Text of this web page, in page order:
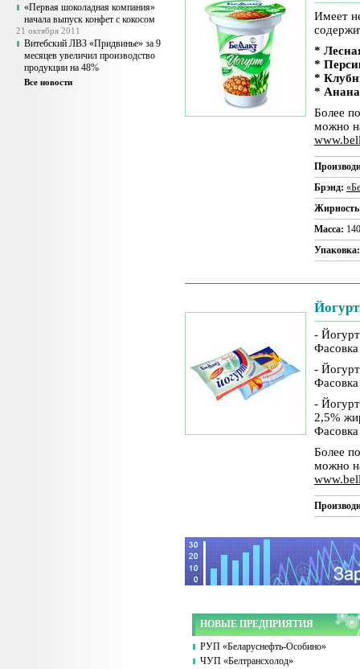
«Первая шоколадная компания»
начала выпуск конфет с кокосом
21 октября 2011
Витебский ЛВЗ «Придвинье» за 9
месяцев увеличил производство
продукции на 48%
Все новости
Имеет
*
*
*
*
Более
можно
Брэнд:
Масса:
-
Фасовка
-
Фасовка
-
2,5%
Фасовка
Более
можно
НОВЫЕ ПРЕДПРИЯТИЯ
РУП «Беларуснефть-Особино»
ЧУП «Белтрансхолод»